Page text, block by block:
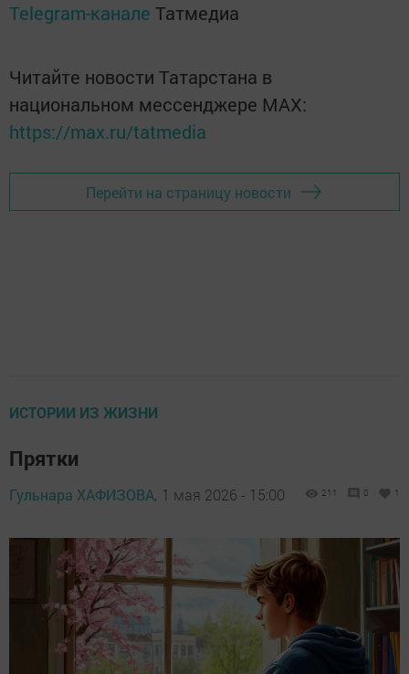
Telegram-канале Татмедиа
Читайте новости Татарстана в
национальном мессенджере MАХ:
https://max.ru/tatmedia
Перейти на страницу новости
ИСТОРИИ ИЗ ЖИЗНИ
Прятки
Гульнара ХАФИЗОВА, 1 мая 2026 - 15:00 211 0 1